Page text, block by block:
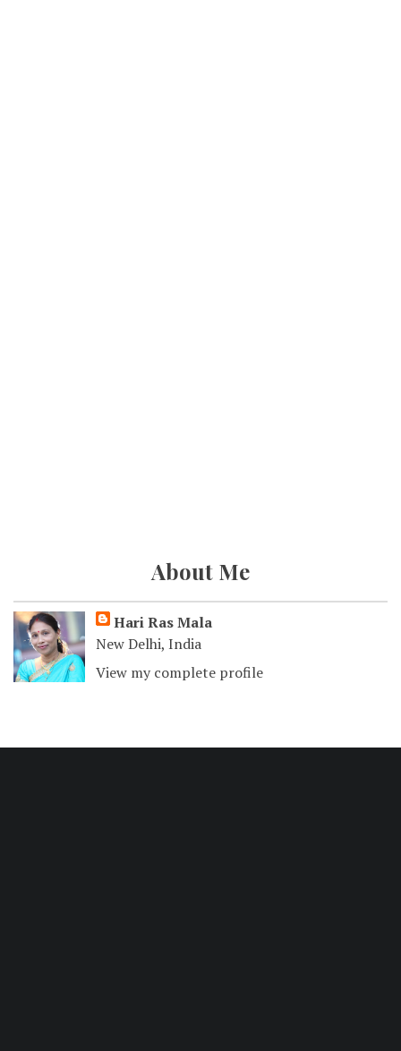
About Me
Hari Ras Mala
New Delhi, India
View my complete profile